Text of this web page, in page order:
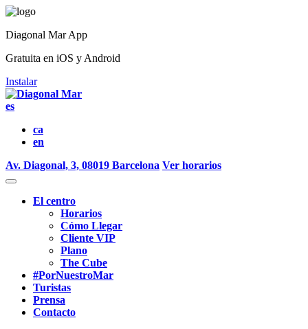
Diagonal Mar App
Gratuita en iOS y Android
Instalar
es
ca
en
Av. Diagonal, 3, 08019 Barcelona Ver horarios
El centro
Horarios
Cómo Llegar
Cliente VIP
Plano
The Cube
#PorNuestroMar
Turistas
Prensa
Contacto